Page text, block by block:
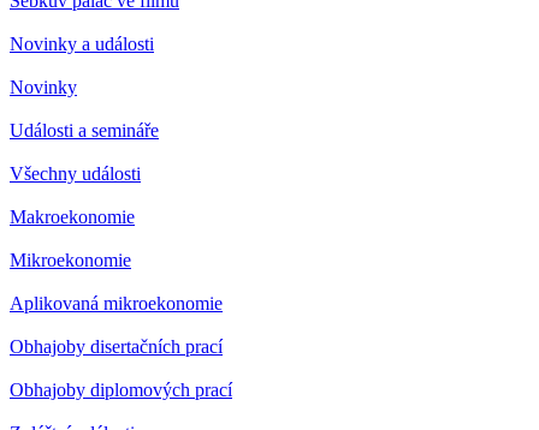
Novinky a události
Novinky
Události a semináře
Všechny události
Makroekonomie
Mikroekonomie
Aplikovaná mikroekonomie
Obhajoby disertačních prací
Obhajoby diplomových prací